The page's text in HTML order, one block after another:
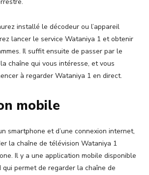
installé le décodeur ou l’appareil
lancer le service Wataniya 1 et obtenir
Il suffit ensuite de passer par le
chaîne qui vous intéresse, et vous
à regarder Wataniya 1 en direct.
mobile
smartphone et d’une connexion internet,
la chaîne de télévision Wataniya 1
Il y a une application mobile disponible
permet de regarder la chaîne de